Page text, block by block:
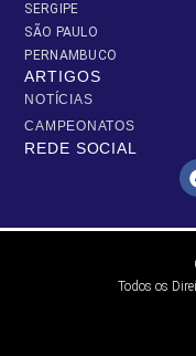
SERGIPE
SÃO PAULO
PERNAMBUCO
ARTIGOS
NOTÍCIAS
CAMPEONATOS
REDE SOCIAL
Todos os